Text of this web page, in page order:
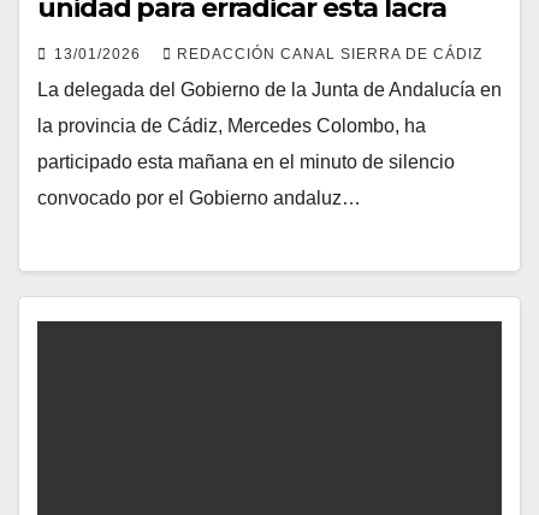
unidad para erradicar esta lacra
13/01/2026 REDACCIÓN CANAL SIERRA DE CÁDIZ
La delegada del Gobierno de la Junta de Andalucía en
la provincia de Cádiz, Mercedes Colombo, ha
participado esta mañana en el minuto de silencio
convocado por el Gobierno andaluz…